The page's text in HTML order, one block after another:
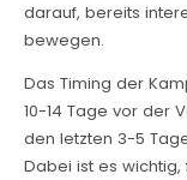
darauf, bereits
bewegen.
Das Timing der
10-14 Tage vor der
den letzten 3-5
Dabei ist es